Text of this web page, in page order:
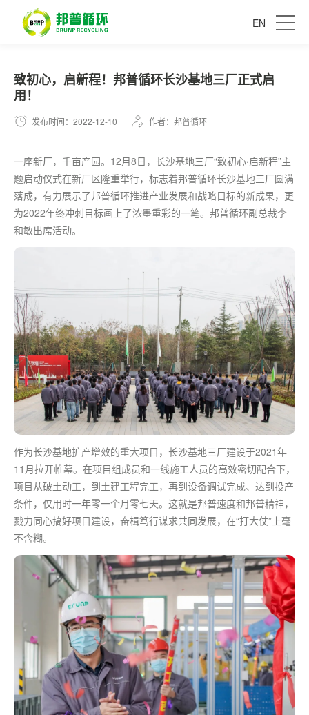
EN
致初心，启新程！邦普循环长沙基地三厂正式启
用！
发布时间：2022-12-10 作者：邦普循环
一座新厂，千亩产园。12月8日，长沙基地三厂“致初心·启新程”主
题启动仪式在新厂区隆重举行，标志着邦普循环长沙基地三厂圆满
落成，有力展示了邦普循环推进产业发展和战略目标的新成果，更
为2022年终冲刺目标画上了浓墨重彩的一笔。邦普循环副总裁李
和敏出席活动。
作为长沙基地扩产增效的重大项目，长沙基地三厂建设于2021年
11月拉开帷幕。在项目组成员和一线施工人员的高效密切配合下，
项目从破土动工，到土建工程完工，再到设备调试完成、达到投产
条件，仅用时一年零一个月零七天。这就是邦普速度和邦普精神，
戮力同心搞好项目建设，奋楫笃行谋求共同发展，在“打大仗”上毫
不含糊。